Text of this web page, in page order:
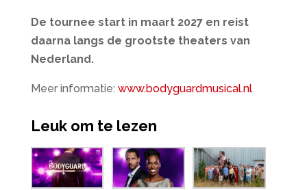
De tournee start in maart 2027 en reist
daarna langs de grootste theaters van
Nederland.
Meer informatie: www.bodyguardmusical.nl
Leuk om te lezen